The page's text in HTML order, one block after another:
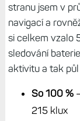
stranu jsem v
navigací a
si celkem vzalo
sledování
aktivitu a tak
So 100 %
215 klux